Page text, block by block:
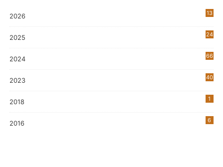
2026 13
2025 24
2024 66
2023
40
2018 1
2016 6